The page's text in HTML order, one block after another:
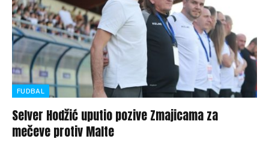
FUDBAL
Selver Hodžić uputio pozive Zmajicama za
mečeve protiv Malte